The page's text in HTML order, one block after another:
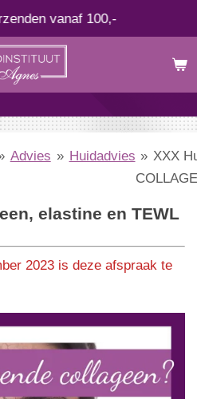
vanaf 100,-
Advies » Huidadvies » XXX
elastine en TEWL
2023 is deze afspraak te